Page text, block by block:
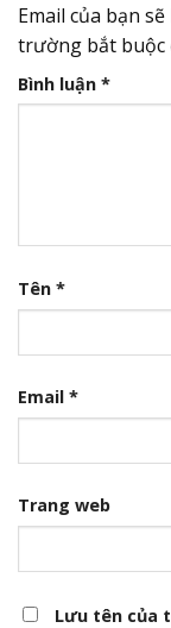
Email của bạn
trường bắt buộc
Bình luận *
Tên *
Email *
Trang web
Lưu tên của